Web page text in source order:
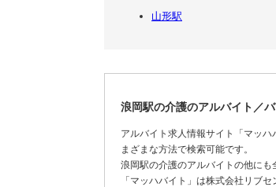
山形駅
浪岡駅の介護のアルバイト／
アルバイト求人情報サイト「マッ
まざまな方法で検索可能です。
浪岡駅の介護のアルバイトの他に
「マッハバイト」は株式会社リブ